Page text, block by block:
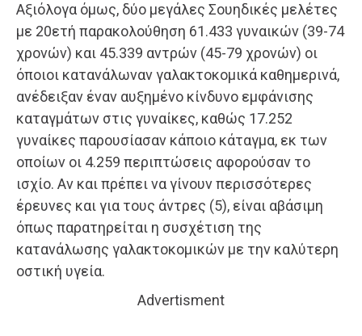
Αξιόλογα όμως, δύο μεγάλες Σουηδικές μελέτες
με 20ετή παρακολούθηση 61.433 γυναικών (39-74
χρονών) και 45.339 αντρών (45-79 χρονών) οι
όποιοι κατανάλωναν γαλακτοκομικά καθημερινά,
ανέδειξαν έναν αυξημένο κίνδυνο εμφάνισης
καταγμάτων στις γυναίκες, καθώς 17.252
γυναίκες παρουσίασαν κάποιο κάταγμα, εκ των
οποίων οι 4.259 περιπτώσεις αφορούσαν το
ισχίο. Αν και πρέπει να γίνουν περισσότερες
έρευνες και για τους άντρες (5), είναι αβάσιμη
όπως παρατηρείται η συσχέτιση της
κατανάλωσης γαλακτοκομικών με την καλύτερη
οστική υγεία.
Advertisment